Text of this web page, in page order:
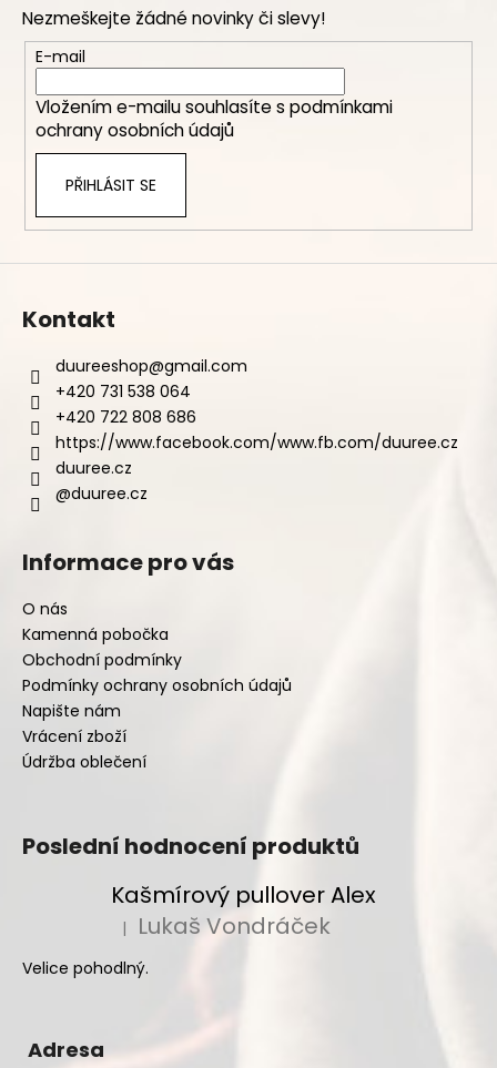
Nezmeškejte žádné novinky či slevy!
E-mail
Vložením e-mailu souhlasíte s podmínkami
ochrany osobních údajů
PŘIHLÁSIT SE
Kontakt
duureeshop@gmail.com
+420 731 538 064
+420 722 808 686
https://www.facebook.com/www.fb.com/duuree.cz
duuree.cz
@duuree.cz
Informace pro vás
O nás
Kamenná pobočka
Obchodní podmínky
Podmínky ochrany osobních údajů
Napište nám
Vrácení zboží
Údržba oblečení
Poslední hodnocení produktů
Kašmírový pullover Alex
Hodnocení produktu je 5 z 5 hvězdiček.
| Lukaš Vondráček
Velice pohodlný.
Adresa